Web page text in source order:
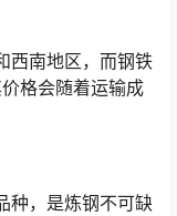
南地区，而钢铁
格会随着运输成
，是炼钢不可缺